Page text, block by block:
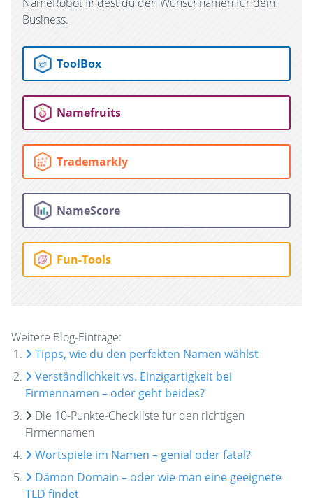
NameRobot findest du den Wunschnamen für dein
Business.
ToolBox
Namefruits
Trademarkly
NameScore
Fun-Tools
Weitere Blog-Einträge:
Tipps, wie du den perfekten Namen wählst
Verständlichkeit vs. Einzigartigkeit bei
Firmennamen – oder geht beides?
Die 10-Punkte-Checkliste für den richtigen
Firmennamen
Wortspiele im Namen – genial oder fatal?
Dämon Domain – oder wie man eine geeignete
TLD findet